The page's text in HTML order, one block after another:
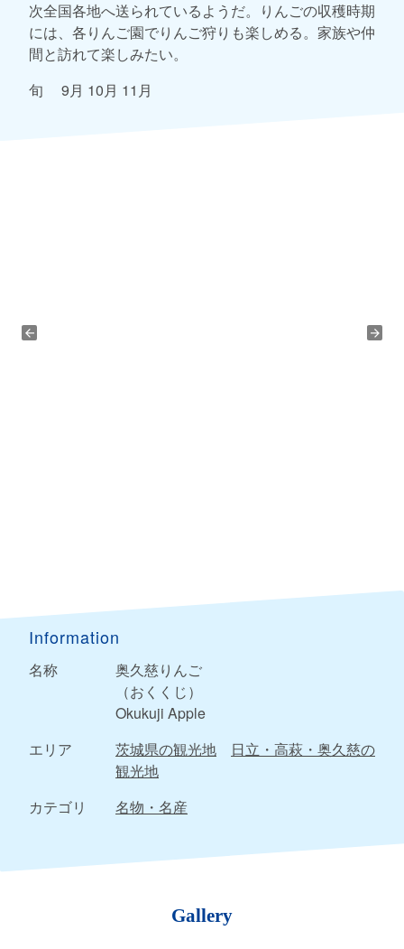
次全国各地へ送られているようだ。りんごの収穫時期
には、各りんご園でりんご狩りも楽しめる。家族や仲
間と訪れて楽しみたい。
旬 9月 10月 11月
Information
名称
奥久慈りんご
（おくくじ）
Okukuji Apple
エリア
茨城県の観光地
日立・高萩・奥久慈の
観光地
カテゴリ
名物・名産
Gallery